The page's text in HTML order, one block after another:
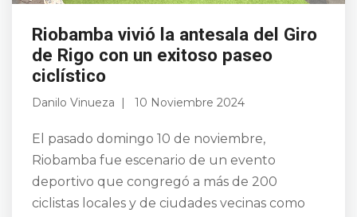
Riobamba vivió la antesala del Giro
de Rigo con un exitoso paseo
ciclístico
Danilo Vinueza 10 Noviembre 2024
El pasado domingo 10 de noviembre,
Riobamba fue escenario de un evento
deportivo que congregó a más de 200
ciclistas locales y de ciudades vecinas como